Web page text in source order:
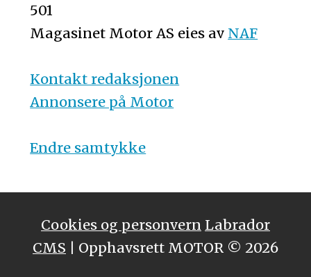
501
Magasinet Motor AS eies av NAF
Kontakt redaksjonen
Annonsere på Motor
Endre samtykke
Cookies og personvern Labrador
CMS | Opphavsrett MOTOR © 2026